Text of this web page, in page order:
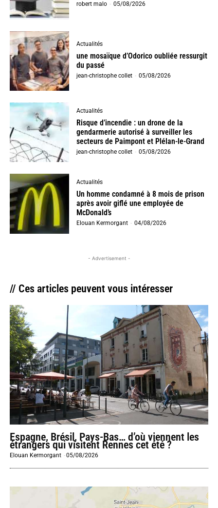
robert malo - 05/08/2026
Actualités
une mosaïque d’Odorico oubliée ressurgit
du passé
jean-christophe collet - 05/08/2026
Actualités
Risque d’incendie : un drone de la
gendarmerie autorisé à surveiller les
secteurs de Paimpont et Plélan-le-Grand
jean-christophe collet - 05/08/2026
Actualités
Un homme condamné à 8 mois de prison
après avoir giflé une employée de
McDonald’s
Elouan Kermorgant - 04/08/2026
- Advertisement -
// Ces articles peuvent vous intéresser
Espagne, Brésil, Pays-Bas… d’où viennent les
étrangers qui visitent Rennes cet été ?
Elouan Kermorgant -05/08/2026